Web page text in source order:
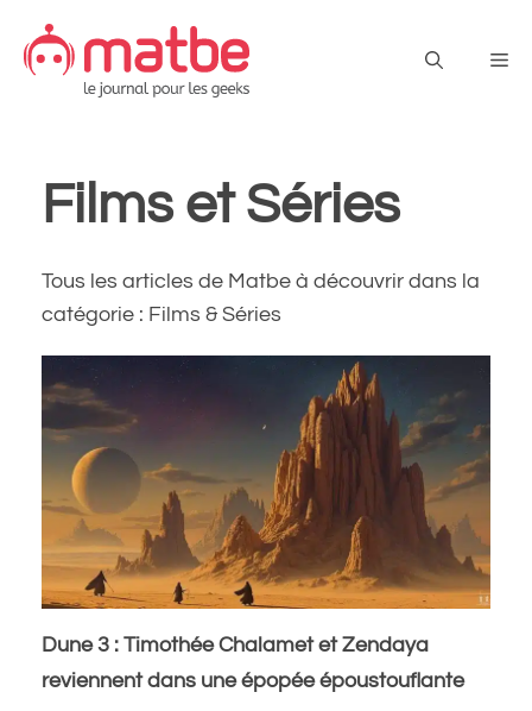
contenu
Films et Séries
Tous les articles de Matbe à découvrir dans la
catégorie : Films & Séries
Dune 3 : Timothée Chalamet et Zendaya
reviennent dans une épopée époustouflante